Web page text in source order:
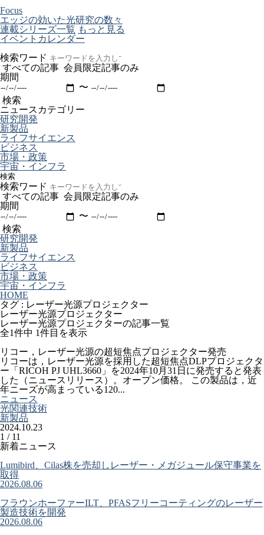
Focus
エッジの効いた光研究の数々
連載シリーズ一覧 もっと見る
イベントカレンダー
検索ワード
すべての記事 会員限定記事のみ
期間
〜
検索
ニュースカテゴリー
研究開発
新製品
ライフサイエンス
ビジネス
市場・政策
宇宙・インフラ
検索
検索ワード
すべての記事 会員限定記事のみ
期間
〜
検索
研究開発
新製品
ライフサイエンス
ビジネス
市場・政策
宇宙・インフラ
HOME
タグ : レーザー光源プロジェクター
レーザー光源プロジェクター
レーザー光源プロジェクターの記事一覧
全1件中 1件目を表示
リコー，レーザー光源の超短焦点プロジェクター発売
リコーは，レーザー光源を採用した超短焦点DLPプロジェクタ
ー「RICOH PJ UHL3660」を2024年10月31日に発売すると発表
した（ニュースリリース）。オープン価格。 この製品は，近
年ニーズが高まっている120...
ニュース
光関連技術
新製品
2024.10.23
1 / 11
新着ニュース
Lumibird、Cilas株を売却しレーザー・メガジュール保守事業を
取得
2026.08.06
フラウンホーファーILT、PFASフリーコーティングのレーザー
製造技術を開発
2026.08.06